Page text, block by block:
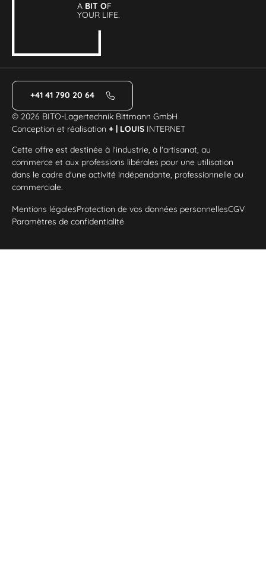
A BIT OF
YOUR LIFE.
+41 41 790 20 64
© 2026 BITO-Lagertechnik Bittmann GmbH
Conception et réalisation+ | LOUIS INTERNET
Cette offre est destinée à l'industrie, à l'artisanat, au
commerce et aux professions libérales pour une utilisation
dans le cadre d'une activité indépendante, professionnelle ou
commerciale.
Mentions légalesProtection de vos données personnellesCGV
Paramètres de confidentialité